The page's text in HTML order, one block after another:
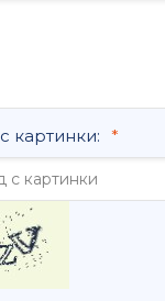
картинки: